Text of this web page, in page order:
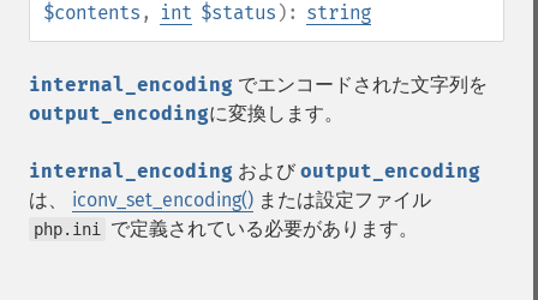
$contents , int $status ): string
internal_encoding でエンコードされた文字列を
output_encodingに変換します。
internal_encoding および output_encoding
は、 iconv_set_encoding() または設定ファイル
php.ini で定義されている必要があります。